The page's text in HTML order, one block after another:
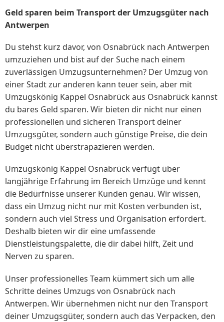
Geld sparen beim Transport der Umzugsgüter nach
Antwerpen
Du stehst kurz davor, von Osnabrück nach Antwerpen
umzuziehen und bist auf der Suche nach einem
zuverlässigen Umzugsunternehmen? Der Umzug von
einer Stadt zur anderen kann teuer sein, aber mit
Umzugskönig Kappel Osnabrück aus Osnabrück kannst
du bares Geld sparen. Wir bieten dir nicht nur einen
professionellen und sicheren Transport deiner
Umzugsgüter, sondern auch günstige Preise, die dein
Budget nicht überstrapazieren werden.
Umzugskönig Kappel Osnabrück verfügt über
langjährige Erfahrung im Bereich Umzüge und kennt
die Bedürfnisse unserer Kunden genau. Wir wissen,
dass ein Umzug nicht nur mit Kosten verbunden ist,
sondern auch viel Stress und Organisation erfordert.
Deshalb bieten wir dir eine umfassende
Dienstleistungspalette, die dir dabei hilft, Zeit und
Nerven zu sparen.
Unser professionelles Team kümmert sich um alle
Schritte deines Umzugs von Osnabrück nach
Antwerpen. Wir übernehmen nicht nur den Transport
deiner Umzugsgüter, sondern auch das Verpacken, den